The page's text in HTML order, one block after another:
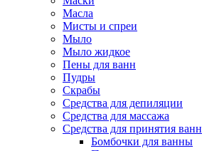
Масла
Мисты и спреи
Мыло
Мыло жидкое
Пены для ванн
Пудры
Скрабы
Средства для депиляции
Средства для массажа
Средства для принятия ванн
Бомбочки для ванны